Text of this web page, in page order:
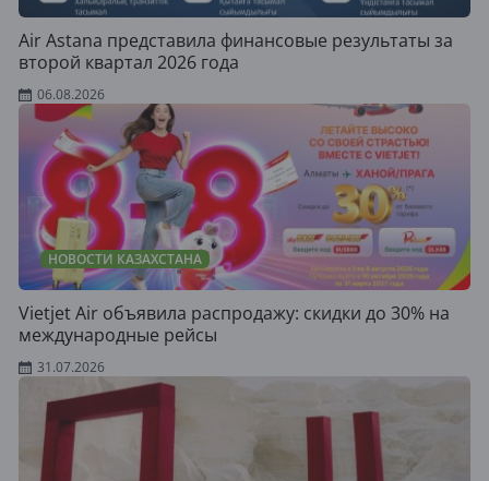
Air Astana представила финансовые результаты за
второй квартал 2026 года
06.08.2026
НОВОСТИ КАЗАХСТАНА
Vietjet Air объявила распродажу: скидки до 30% на
международные рейсы
31.07.2026